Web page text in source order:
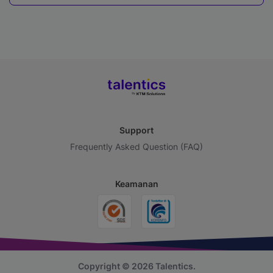
Support
Frequently Asked Question (FAQ)
Keamanan
Copyright © 2026 Talentics.